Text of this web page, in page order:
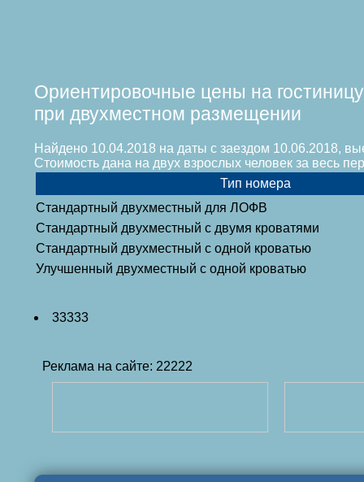
Ориентировочные цены на гостиницу
при двухместном размещении
Найдено 10.04.2018 на даты с заездом 10.06.2018,
Стоимость дана на двух взрослых человек за весь
Тип номера
Стандартный двухместный для ЛОФВ
Стандартный двухместный с двумя кроватями
Стандартный двухместный с одной кроватью
Улучшенный двухместный с одной кроватью
33333
Реклама на сайте: 22222